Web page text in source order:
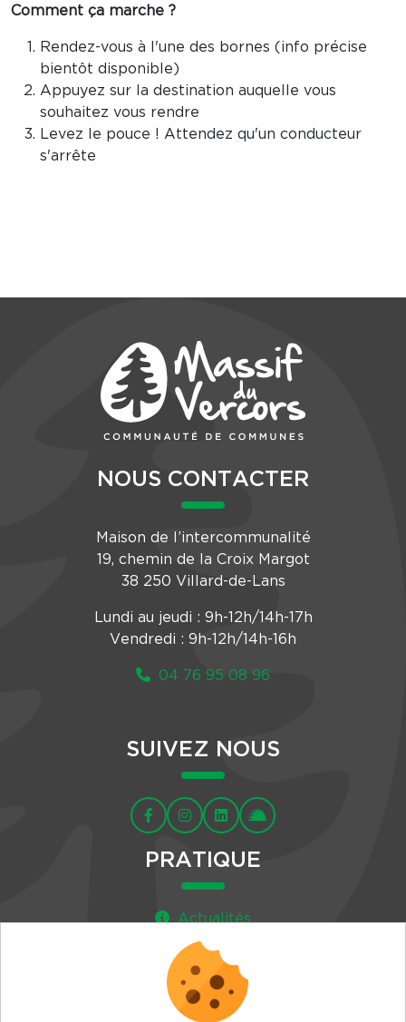
Comment ça marche ?
Rendez-vous à l'une des bornes (info précise
bientôt disponible)
Appuyez sur la destination auquelle vous
souhaitez vous rendre
Levez le pouce ! Attendez qu'un conducteur
s'arrête
NOUS CONTACTER
Maison de l’intercommunalité
19, chemin de la Croix Margot
38 250 Villard-de-Lans
Lundi au jeudi : 9h-12h/14h-17h
Vendredi : 9h-12h/14h-16h
04 76 95 08 96
SUIVEZ NOUS
PRATIQUE
Actualités
Agenda
Newsletter